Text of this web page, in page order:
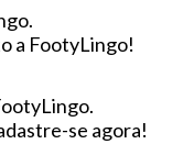
a FootyLingo!
se agora!